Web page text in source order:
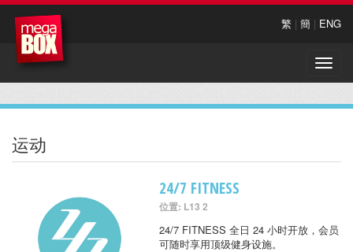
繁 | 簡 | ENG
Toggle
运动
24/7 FITNESS
位置: L13 2
24/7 FITNESS 全日 24 小时开放，会员
可随时享用顶级健身设施。